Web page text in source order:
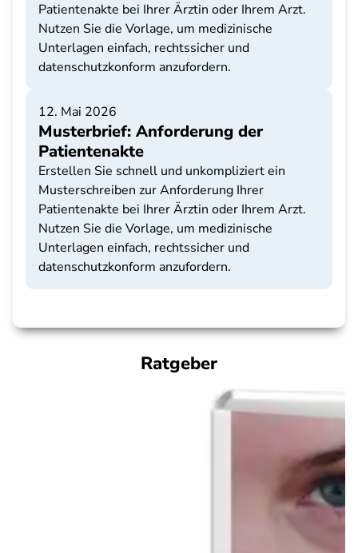
Patientenakte bei Ihrer Ärztin oder Ihrem Arzt.
Nutzen Sie die Vorlage, um medizinische
Unterlagen einfach, rechtssicher und
datenschutzkonform anzufordern.
12. Mai 2026
Musterbrief: Anforderung der
Patientenakte
Erstellen Sie schnell und unkompliziert ein
Musterschreiben zur Anforderung Ihrer
Patientenakte bei Ihrer Ärztin oder Ihrem Arzt.
Nutzen Sie die Vorlage, um medizinische
Unterlagen einfach, rechtssicher und
datenschutzkonform anzufordern.
Ratgeber